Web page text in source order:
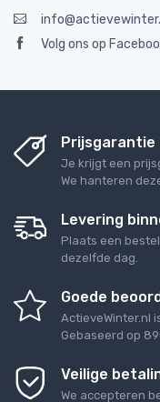
Volg ons op
Prijsgarantie
Je krijgt een
We hanteren
Levering
Plaats een
dezelfde dag.
Goede
ActieveWinter.nl
Gebaseerd op
Veilige
We accepteren